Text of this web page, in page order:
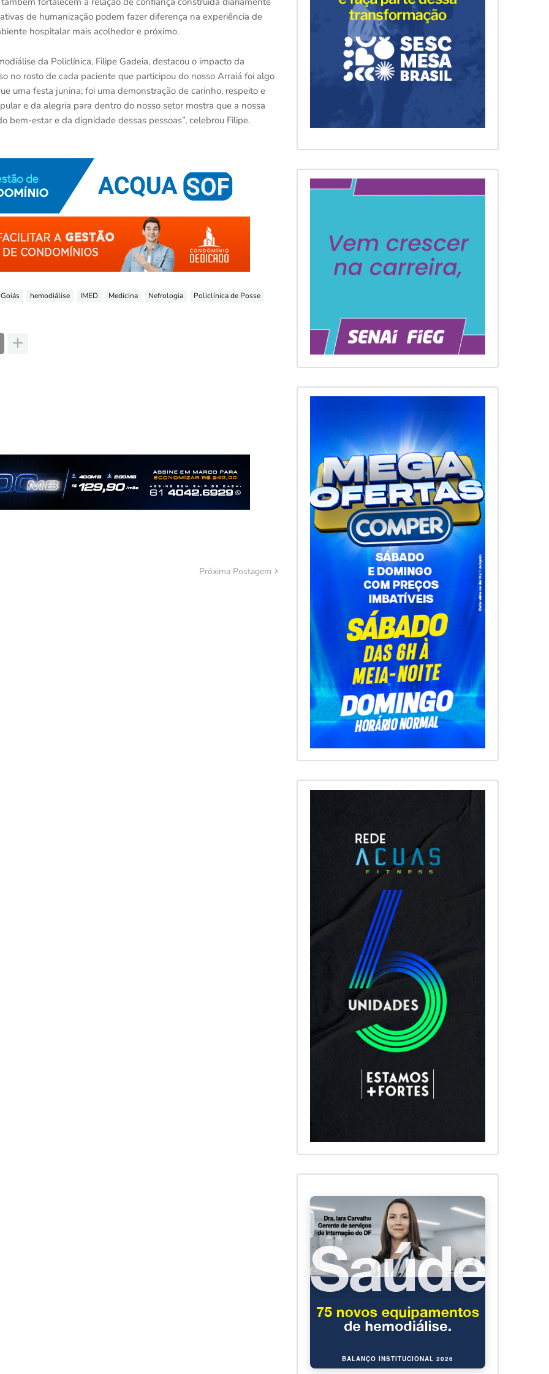
de humanização podem fazer diferença na experiência de
hospitalar mais acolhedor e próximo.
da Policlínica, Filipe Gadeia, destacou o impacto da
no rosto de cada paciente que participou do nosso Arraiá foi algo
uma festa junina; foi uma demonstração de carinho, respeito e
e da alegria para dentro do nosso setor mostra que a nossa
bem-estar e da dignidade dessas pessoas”, celebrou Filipe.
Goiás hemodiálise IMED Medicina Nefrologia Policlínica de Posse
Próxima Postagem
BALANÇO INSTITUCIONAL 2026